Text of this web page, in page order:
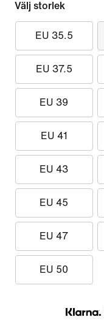
Välj storlek
EU 35.5
EU 37.5
EU 39
EU 41
EU 43
EU 45
EU 47
EU 50